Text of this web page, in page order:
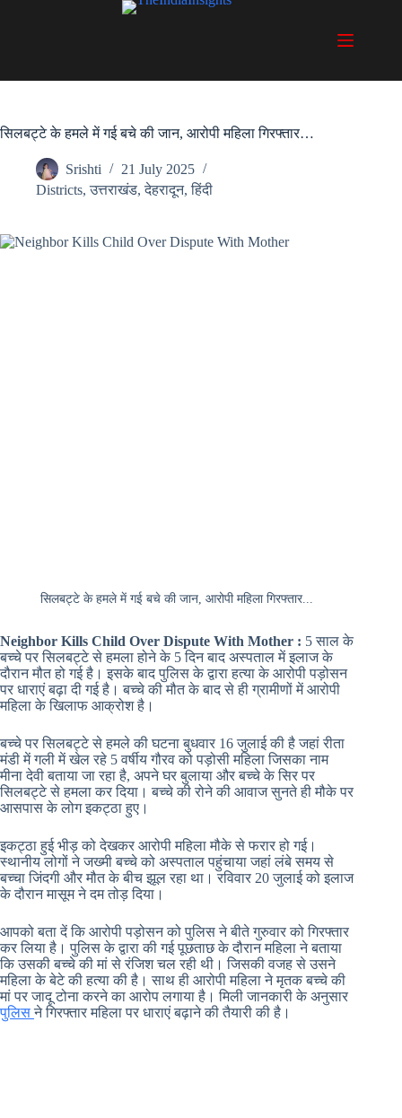
सिलबट्टे के हमले में गई बचे की जान, आरोपी महिला गिरफ्तार…
Srishti
21 July 2025
Districts,उत्तराखंड,देहरादून,हिंदी
सिलबट्टे के हमले में गई बचे की जान, आरोपी महिला गिरफ्तार...
Neighbor Kills Child Over Dispute With Mother : 5 साल के
बच्चे पर सिलबट्टे से हमला होने के 5 दिन बाद अस्पताल में इलाज के
दौरान मौत हो गई है। इसके बाद पुलिस के द्वारा हत्या के आरोपी पड़ोसन
पर धाराएं बढ़ा दी गई है। बच्चे की मौत के बाद से ही ग्रामीणों में आरोपी
महिला के खिलाफ आक्रोश है।
बच्चे पर सिलबट्टे से हमले की घटना बुधवार 16 जुलाई की है जहां रीता
मंडी में गली में खेल रहे 5 वर्षीय गौरव को पड़ोसी महिला जिसका नाम
मीना देवी बताया जा रहा है, अपने घर बुलाया और बच्चे के सिर पर
सिलबट्टे से हमला कर दिया। बच्चे की रोने की आवाज सुनते ही मौके पर
आसपास के लोग इकट्ठा हुए।
इकट्ठा हुई भीड़ को देखकर आरोपी महिला मौके से फरार हो गई।
स्थानीय लोगों ने जख्मी बच्चे को अस्पताल पहुंचाया जहां लंबे समय से
बच्चा जिंदगी और मौत के बीच झूल रहा था। रविवार 20 जुलाई को इलाज
के दौरान मासूम ने दम तोड़ दिया।
आपको बता दें कि आरोपी पड़ोसन को पुलिस ने बीते गुरुवार को गिरफ्तार
कर लिया है। पुलिस के द्वारा की गई पूछताछ के दौरान महिला ने बताया
कि उसकी बच्चे की मां से रंजिश चल रही थी। जिसकी वजह से उसने
महिला के बेटे की हत्या की है। साथ ही आरोपी महिला ने मृतक बच्चे की
मां पर जादू टोना करने का आरोप लगाया है। मिली जानकारी के अनुसार
पुलिसने गिरफ्तार महिला पर धाराएं बढ़ाने की तैयारी की है।